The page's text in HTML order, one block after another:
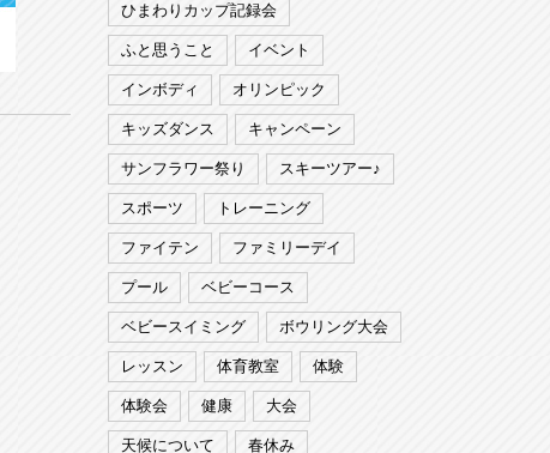
ひまわりカップ記録会
ふと思うこと イベント
インボディ オリンピック
キッズダンス キャンペーン
サンフラワー祭り スキーツアー♪
スポーツ トレーニング
ファイテン ファミリーデイ
プール ベビーコース
ベビースイミング ボウリング大会
レッスン 体育教室 体験
体験会 健康 大会
天候について 春休み